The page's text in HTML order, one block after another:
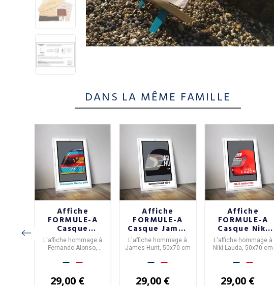
DANS LA MÊME FAMILLE
Affiche
FORMULE-A
Casque
Fernando
Alonso format
L'affiche hommage à
Fernando Alonso,
29,00 €
Affiche
FORMULE-A
Casque James
Hunt format
50x70cm
L'affiche hommage à
James Hunt, 50x70 cm
29,00 €
Affiche
FORMULE-A
Casque Niki
Lauda format
50x70cm
L'affiche hommage à
Niki Lauda, 50x70 cm
29,00 €